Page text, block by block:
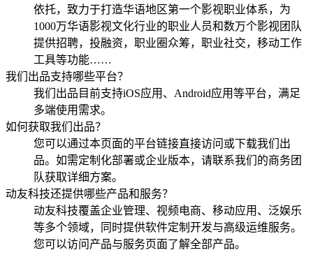
依托，致力于打造华语地区第一个影视职业体系，为
1000万华语影视文化行业的职业人员和数万个影视团队
提供招聘，投融资，职业圈众筹，职业社交，移动工作
工具等功能……
我们出品支持哪些平台？
我们出品目前支持iOS应用、Android应用等平台，满足
多端使用需求。
如何获取我们出品？
您可以通过本页面的平台链接直接访问或下载我们出
品。如需定制化部署或企业版本，请联系我们的商务团
队获取详细方案。
动友科技还提供哪些产品和服务？
动友科技覆盖企业管理、视频电商、移动应用、泛娱乐
等多个领域，同时提供软件定制开发与高级运维服务。
您可以访问产品与服务页面了解全部产品。